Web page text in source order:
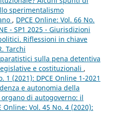
sperimentalismo
, DPCE Online: Vol. 66 No.
- SP1 2025 - Giurisdizioni
Riflessioni in chiave
Tarchi
sulla pena detentiva
e costituzionali ,
1 (2021): DPCE Online 1-2021
e autonomia della
di autogoverno: il
Online: Vol. 45 No. 4 (2020):